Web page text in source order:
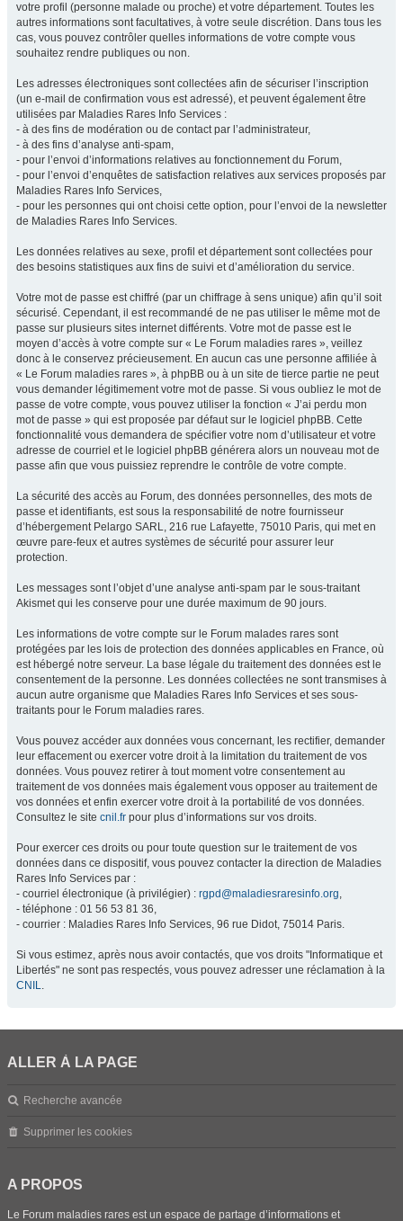
votre profil (personne malade ou proche) et votre département. Toutes les
autres informations sont facultatives, à votre seule discrétion. Dans tous les
cas, vous pouvez contrôler quelles informations de votre compte vous
souhaitez rendre publiques ou non.
Les adresses électroniques sont collectées afin de sécuriser l’inscription
(un e-mail de confirmation vous est adressé), et peuvent également être
utilisées par Maladies Rares Info Services :
- à des fins de modération ou de contact par l’administrateur,
- à des fins d’analyse anti-spam,
- pour l’envoi d’informations relatives au fonctionnement du Forum,
- pour l’envoi d’enquêtes de satisfaction relatives aux services proposés par
Maladies Rares Info Services,
- pour les personnes qui ont choisi cette option, pour l’envoi de la newsletter
de Maladies Rares Info Services.
Les données relatives au sexe, profil et département sont collectées pour
des besoins statistiques aux fins de suivi et d’amélioration du service.
Votre mot de passe est chiffré (par un chiffrage à sens unique) afin qu’il soit
sécurisé. Cependant, il est recommandé de ne pas utiliser le même mot de
passe sur plusieurs sites internet différents. Votre mot de passe est le
moyen d’accès à votre compte sur « Le Forum maladies rares », veillez
donc à le conservez précieusement. En aucun cas une personne affiliée à
« Le Forum maladies rares », à phpBB ou à un site de tierce partie ne peut
vous demander légitimement votre mot de passe. Si vous oubliez le mot de
passe de votre compte, vous pouvez utiliser la fonction « J’ai perdu mon
mot de passe » qui est proposée par défaut sur le logiciel phpBB. Cette
fonctionnalité vous demandera de spécifier votre nom d’utilisateur et votre
adresse de courriel et le logiciel phpBB générera alors un nouveau mot de
passe afin que vous puissiez reprendre le contrôle de votre compte.
La sécurité des accès au Forum, des données personnelles, des mots de
passe et identifiants, est sous la responsabilité de notre fournisseur
d’hébergement Pelargo SARL, 216 rue Lafayette, 75010 Paris, qui met en
œuvre pare-feux et autres systèmes de sécurité pour assurer leur
protection.
Les messages sont l’objet d’une analyse anti-spam par le sous-traitant
Akismet qui les conserve pour une durée maximum de 90 jours.
Les informations de votre compte sur le Forum malades rares sont
protégées par les lois de protection des données applicables en France, où
est hébergé notre serveur. La base légale du traitement des données est le
consentement de la personne. Les données collectées ne sont transmises à
aucun autre organisme que Maladies Rares Info Services et ses sous-
traitants pour le Forum maladies rares.
Vous pouvez accéder aux données vous concernant, les rectifier, demander
leur effacement ou exercer votre droit à la limitation du traitement de vos
données. Vous pouvez retirer à tout moment votre consentement au
traitement de vos données mais également vous opposer au traitement de
vos données et enfin exercer votre droit à la portabilité de vos données.
Consultez le site cnil.fr pour plus d’informations sur vos droits.
Pour exercer ces droits ou pour toute question sur le traitement de vos
données dans ce dispositif, vous pouvez contacter la direction de Maladies
Rares Info Services par :
- courriel électronique (à privilégier) : rgpd@maladiesraresinfo.org,
- téléphone : 01 56 53 81 36,
- courrier : Maladies Rares Info Services, 96 rue Didot, 75014 Paris.
Si vous estimez, après nous avoir contactés, que vos droits "Informatique et
Libertés" ne sont pas respectés, vous pouvez adresser une réclamation à la
CNIL.
ALLER À LA PAGE
Recherche avancée
Supprimer les cookies
A PROPOS
Le Forum maladies rares est un espace de partage d’informations et